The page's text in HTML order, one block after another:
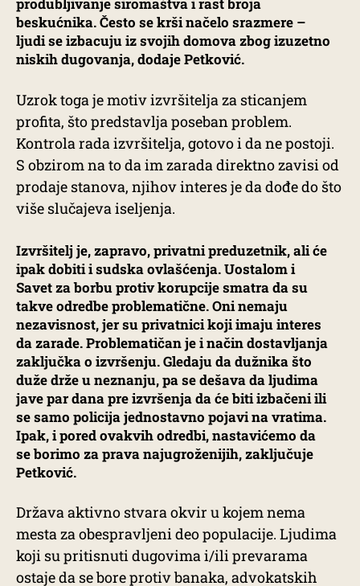
produbljivanje siromaštva i rast broja
beskućnika. Često se krši načelo srazmere –
ljudi se izbacuju iz svojih domova zbog izuzetno
niskih dugovanja, dodaje Petković.
Uzrok toga je motiv izvršitelja za sticanjem
profita, što predstavlja poseban problem.
Kontrola rada izvršitelja, gotovo i da ne postoji.
S obzirom na to da im zarada direktno zavisi od
prodaje stanova, njihov interes je da dođe do što
više slučajeva iseljenja.
Izvršitelj je, zapravo, privatni preduzetnik, ali će
ipak dobiti i sudska ovlašćenja. Uostalom i
Savet za borbu protiv korupcije smatra da su
takve odredbe problematične. Oni nemaju
nezavisnost, jer su privatnici koji imaju interes
da zarade. Problematičan je i način dostavljanja
zaključka o izvršenju. Gledaju da dužnika što
duže drže u neznanju, pa se dešava da ljudima
jave par dana pre izvršenja da će biti izbačeni ili
se samo policija jednostavno pojavi na vratima.
Ipak, i pored ovakvih odredbi, nastavićemo da
se borimo za prava najugroženijih, zaključuje
Petković.
Država aktivno stvara okvir u kojem nema
mesta za obespravljeni deo populacije. Ljudima
koji su pritisnuti dugovima i/ili prevarama
ostaje da se bore protiv banaka, advokatskih